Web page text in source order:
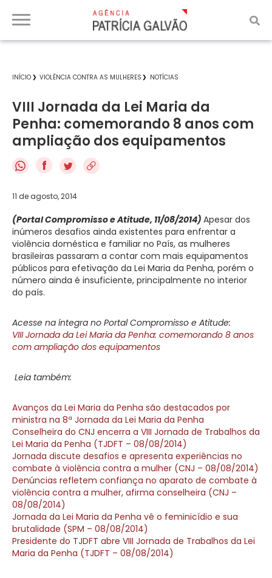
INÍCIO VIOLÊNCIA CONTRA AS MULHERES NOTÍCIAS
VIII Jornada da Lei Maria da
Penha: comemorando 8 anos com
ampliação dos equipamentos
f
11 de agosto, 2014
(Portal Compromisso e Atitude, 11/08/2014) Apesar dos
inúmeros desafios ainda existentes para enfrentar a
violência doméstica e familiar no País, as mulheres
brasileiras passaram a contar com mais equipamentos
públicos para efetivação da Lei Maria da Penha, porém o
número ainda é insuficiente, principalmente no interior
do país.
Acesse na íntegra no Portal Compromisso e Atitude:
VIII Jornada da Lei Maria da Penha: comemorando 8 anos
com ampliação dos equipamentos
Leia também:
Avanços da Lei Maria da Penha são destacados por
ministra na 8ª Jornada da Lei Maria da Penha
Conselheira do CNJ encerra a VIII Jornada de Trabalhos da
Lei Maria da Penha (TJDFT – 08/08/2014)
Jornada discute desafios e apresenta experiências no
combate à violência contra a mulher (CNJ – 08/08/2014)
Denúncias refletem confiança no aparato de combate à
violência contra a mulher, afirma conselheira (CNJ –
08/08/2014)
Jornada da Lei Maria da Penha vê o feminicídio e sua
brutalidade (SPM – 08/08/2014)
Presidente do TJDFT abre VIII Jornada de Trabalhos da Lei
Maria da Penha (TJDFT – 08/08/2014)